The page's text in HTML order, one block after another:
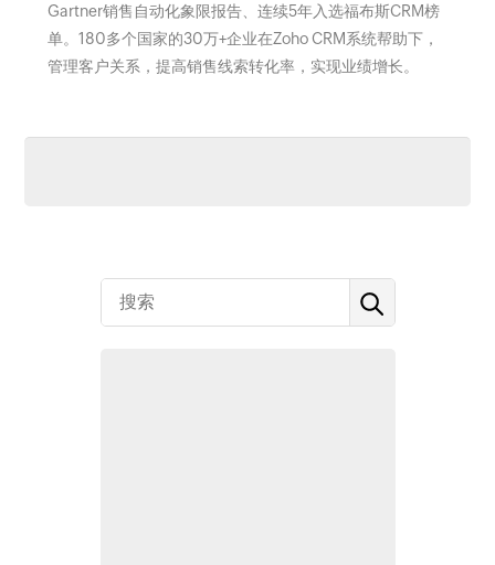
Gartner销售自动化象限报告、连续5年入选福布斯CRM榜
单。180多个国家的30万+企业在Zoho CRM系统帮助下，
管理客户关系，提高销售线索转化率，实现业绩增长。